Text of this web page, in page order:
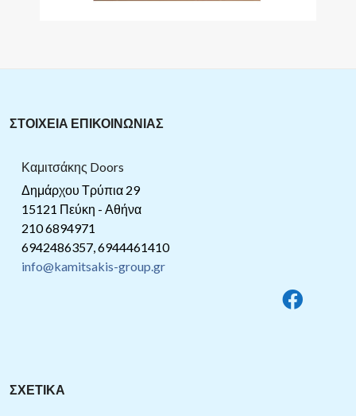
ΣΤΟΙΧΕΙΑ ΕΠΙΚΟΙΝΩΝΙΑΣ
Καμιτσάκης Doors
Δημάρχου Τρύπια 29
15121 Πεύκη - Αθήνα
210 6894971
6942486357, 6944461410
info@kamitsakis-group.gr
ΣΧΕΤΙΚΆ